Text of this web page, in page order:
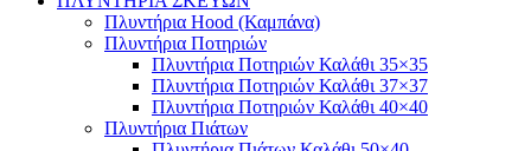
Πλυντήρια Hood (Καμπάνα)
Πλυντήρια Ποτηριών
Πλυντήρια Ποτηριών Καλάθι 35×35
Πλυντήρια Ποτηριών Καλάθι 37×37
Πλυντήρια Ποτηριών Καλάθι 40×40
Πλυντήρια Πιάτων